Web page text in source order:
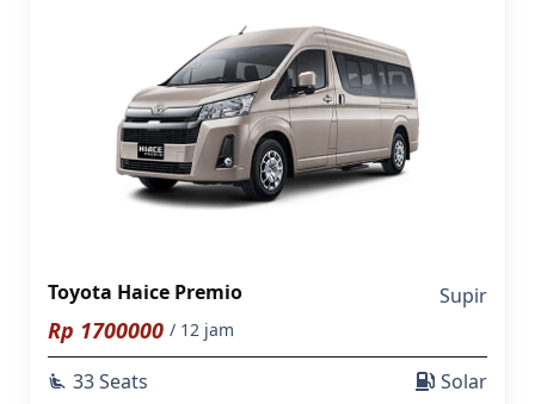
Toyota Haice Premio Supir
Rp 1700000 / 12 jam
airline_seat_recline_extra 33 Seats
Solar